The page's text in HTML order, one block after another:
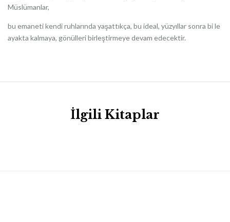
Müslümanlar,
bu emaneti kendi ruhlarında yaşattıkça, bu ideal, yüzyıllar sonra bi le
ayakta kalmaya, gönülleri birleştirmeye devam edecektir.
İlgili Kitaplar